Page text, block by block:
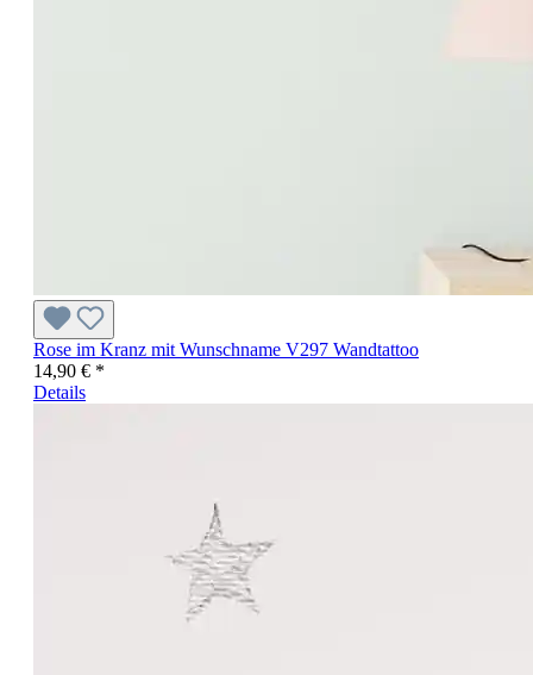
Rose im Kranz mit Wunschname V297 Wandtattoo
14,90 € *
Details